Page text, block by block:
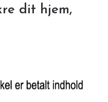
dit hjem,